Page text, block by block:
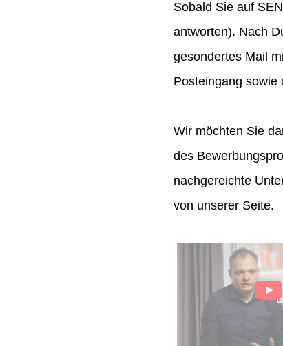
Sobald Sie auf
antworten). Nach
gesondertes Mail
Posteingang sowie
Wir möchten Sie
des
nachgereichte
von unserer Seite.